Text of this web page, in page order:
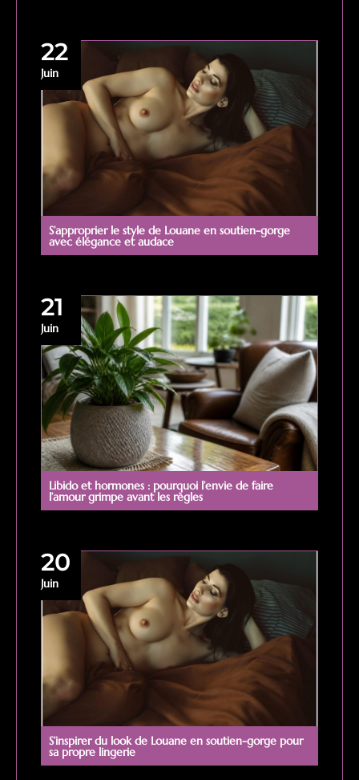
22
Juin
S’approprier le style de Louane en soutien-gorge
avec élégance et audace
21
Juin
Libido et hormones : pourquoi l’envie de faire
l’amour grimpe avant les règles
20
Juin
S’inspirer du look de Louane en soutien-gorge pour
sa propre lingerie